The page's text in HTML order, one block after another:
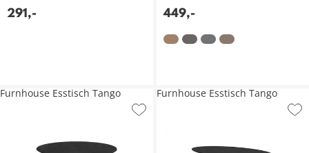
291,- 449,-
Furnhouse Esstisch Tango Furnhouse Esstisch Tango